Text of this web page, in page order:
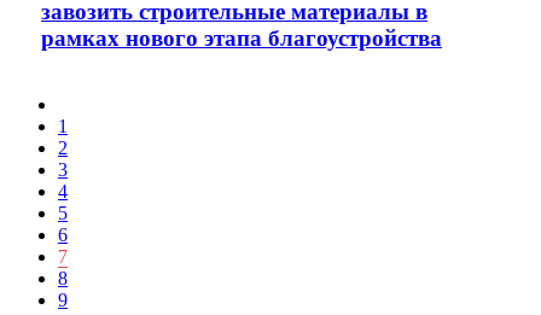
завозить строительные материалы в
рамках нового этапа благоустройства
1
2
3
4
5
6
7
8
9